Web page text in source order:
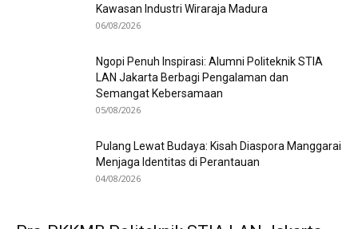
Kawasan Industri Wiraraja Madura
06/08/2026
Ngopi Penuh Inspirasi: Alumni Politeknik STIA
LAN Jakarta Berbagi Pengalaman dan
Semangat Kebersamaan
05/08/2026
Pulang Lewat Budaya: Kisah Diaspora Manggarai
Menjaga Identitas di Perantauan
04/08/2026